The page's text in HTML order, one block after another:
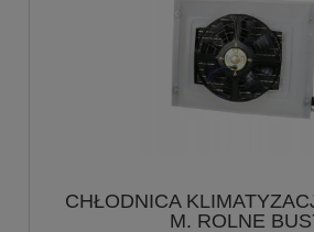
CHŁODNICA
M. ROLNE